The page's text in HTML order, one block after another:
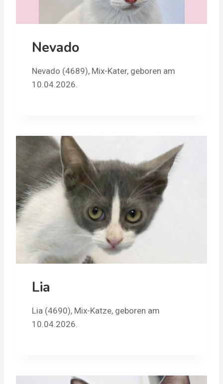
Nevado
Nevado (4689), Mix-Kater, geboren am
10.04.2026.
Lia
Lia (4690), Mix-Katze, geboren am
10.04.2026.